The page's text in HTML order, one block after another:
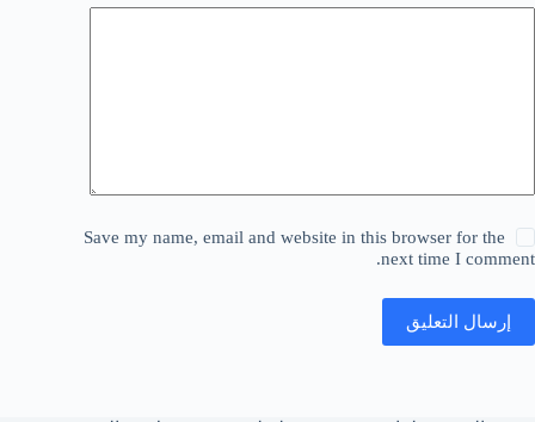
Save my name, email and website in this browser for the
next time I comment.
إرسال التعليق